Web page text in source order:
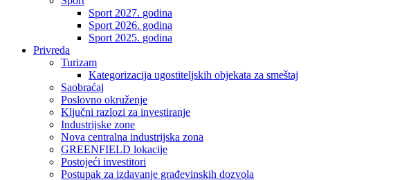
Sport 2027. godina
Sport 2026. godina
Sport 2025. godina
Privreda
Turizam
Kategorizacija ugostiteljskih objekata za smeštaj
Saobraćaj
Poslovno okruženje
Ključni razlozi za investiranje
Industrijske zone
Nova centralna industrijska zona
GREENFIELD lokacije
Postojeći investitori
Postupak za izdavanje građevinskih dozvola